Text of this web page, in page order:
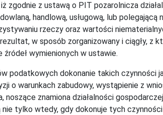
iż zgodnie z ustawą o PIT pozarolnicza
handlową, usługową, lub
rzeczy oraz wartości
w sposób zorganizowany i ciągły, z
źródeł wymienionych w ustawie.
podatkowych dokonanie takich czynności
o warunkach zabudowy, wystąpienie z
noszące znamiona działalności
tylko wtedy, gdy dokonuje tych